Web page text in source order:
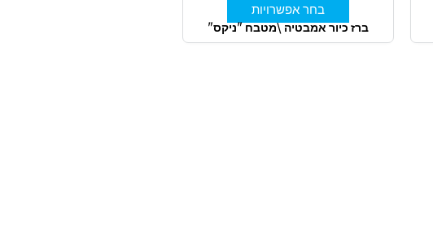
בחר אפשרויות
ברז כיור אמבטיה \מטבח "ניקס"